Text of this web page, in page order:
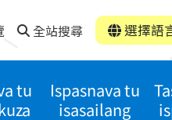
全站搜尋 選擇語
tu
Ispasnava tu
isasailang